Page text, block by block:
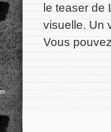
le teaser de
visuelle. Un
Vous